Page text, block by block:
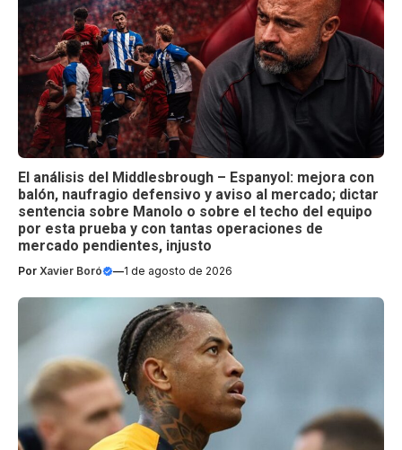
El análisis del Middlesbrough – Espanyol: mejora con
balón, naufragio defensivo y aviso al mercado; dictar
sentencia sobre Manolo o sobre el techo del equipo
por esta prueba y con tantas operaciones de
mercado pendientes, injusto
Por Xavier Boró —1 de agosto de 2026